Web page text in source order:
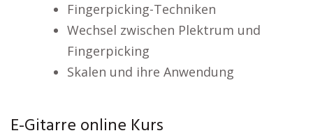
Fingerpicking-Techniken
Wechsel zwischen Plektrum und
Fingerpicking
Skalen und ihre Anwendung
E-Gitarre online Kurs